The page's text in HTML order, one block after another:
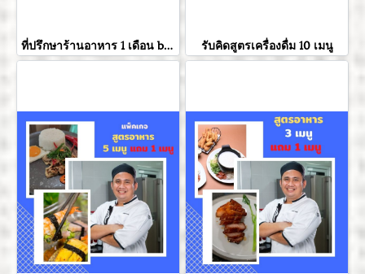
ที่ปรึกษาร้านอาหาร 1 เดือน by chefcookingbydaiki รับคิดสูตรเครื่องดื่ม 10 เมนู